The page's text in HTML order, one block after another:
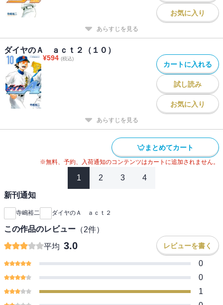
お気に入り
あらすじを見る
ダイヤのＡ ａｃｔ２（１０）
¥594 (税込)
カートに入れる
試し読み
お気に入り
あらすじを見る
まとめてカート
※無料、予約、入荷通知のコンテンツはカートに追加されません。
1 2 3 4
新刊通知
寺嶋裕二 ダイヤのＡ ａｃｔ２
この作品のレビュー （2件）
平均 3.0 レビューを書く
0
0
1